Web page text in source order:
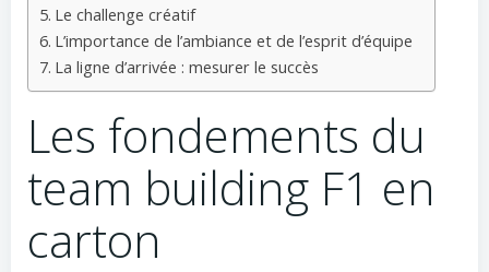
Le challenge créatif
L’importance de l’ambiance et de l’esprit d’équipe
La ligne d’arrivée : mesurer le succès
Les fondements du
team building F1 en
carton